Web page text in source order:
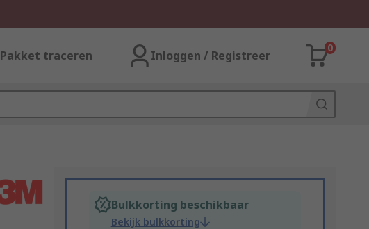
Pakket traceren Inloggen / Registreer
0
Bulkkorting beschikbaar
Bekijk bulkkorting